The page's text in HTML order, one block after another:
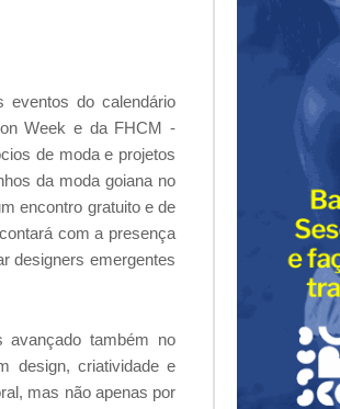
eventos do calendário
Week e da FHCM -
de moda e projetos
da moda goiana no
encontro gratuito e de
com a presença
designers emergentes
avançado também no
design, criatividade e
mas não apenas por